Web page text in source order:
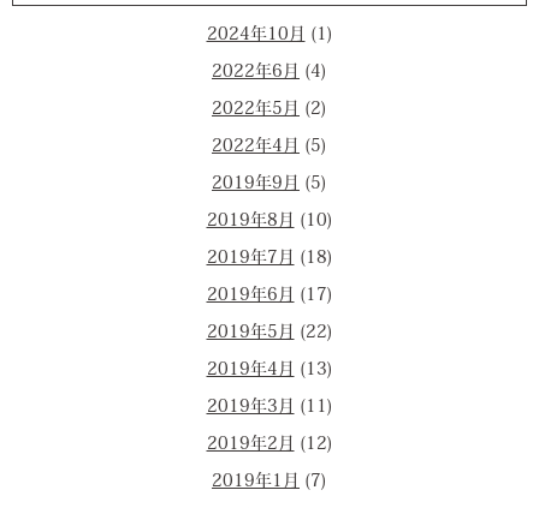
2024年10月 (1)
2022年6月 (4)
2022年5月 (2)
2022年4月 (5)
2019年9月 (5)
2019年8月 (10)
2019年7月 (18)
2019年6月 (17)
2019年5月 (22)
2019年4月 (13)
2019年3月 (11)
2019年2月 (12)
2019年1月 (7)